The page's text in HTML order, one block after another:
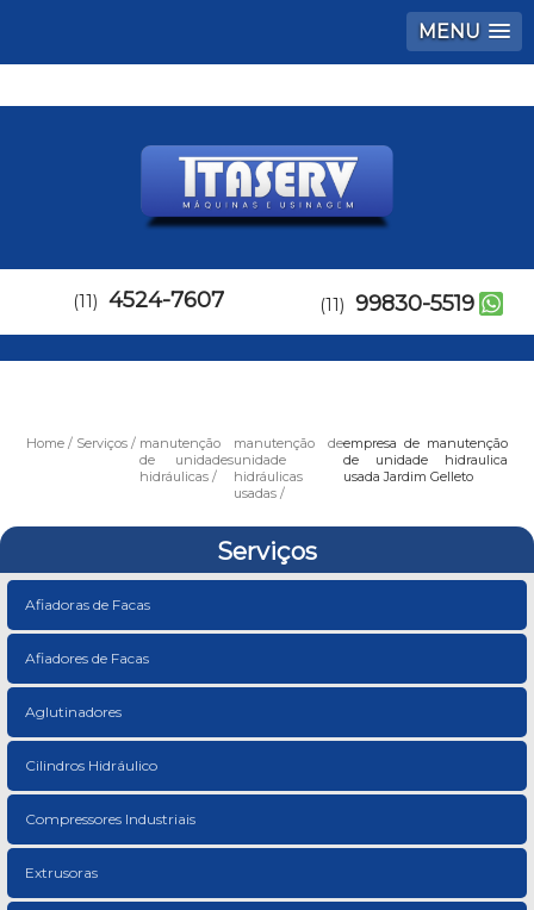
MENU
(11) 4524-7607 (11) 99830-5519
Home Serviços
manutenção
de unidades
hidráulicas
manutenção de
unidade
hidráulicas
usadas
empresa de manutenção
de unidade hidraulica
usada Jardim Gelleto
Serviços
Afiadoras de Facas
Afiadores de Facas
Aglutinadores
Cilindros Hidráulico
Compressores Industriais
Extrusoras